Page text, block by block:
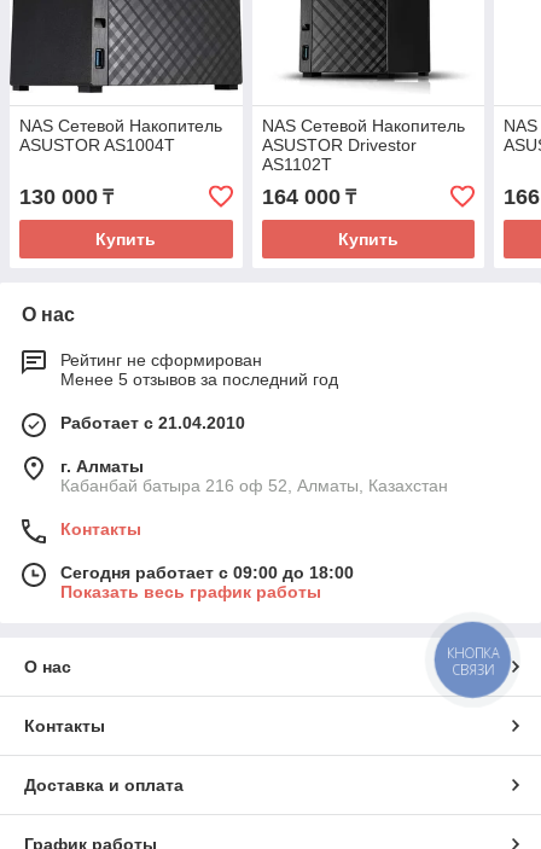
NAS Сетевой Накопитель
ASUSTOR AS1004T
130 000 ₸
Купить
NAS Сетевой Накопитель
ASUSTOR Drivestor
AS1102T
164 000₸
Купить
О нас
Рейтинг не сформирован
Менее 5 отзывов за последний год
Работает с 21.04.2010
г. Алматы
Кабанбай батыра 216 оф 52, Алматы, Казахстан
Контакты
Сегодня работает с 09:00 до 18:00
Показать весь график работы
О нас
Контакты
Доставка и оплата
График работы
КНОПКА
СВЯЗИ